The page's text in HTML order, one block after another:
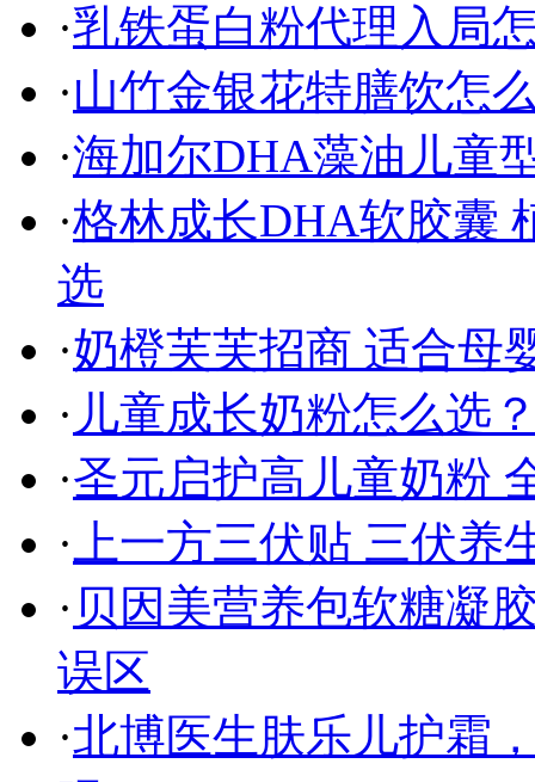
·乳铁蛋白粉代理入局
·山竹金银花特膳饮怎
·海加尔DHA藻油儿童
·格林成长DHA软胶囊
选
·奶橙芙芙招商 适合母
· 儿童成长奶粉怎么选
·圣元启护高儿童奶粉
· 上一方三伏贴 三伏
· 贝因美营养包软糖凝
误区
·北博医生肤乐儿护霜